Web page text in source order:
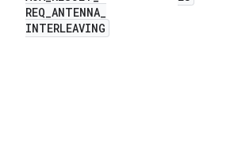
REQ_ANTENNA_
INTERLEAVING